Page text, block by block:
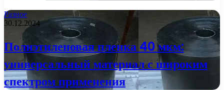
Разное
30.12.2024
Полиэтиленовая пленка 40 мкм:
универсальный материал с широким
спектром применения